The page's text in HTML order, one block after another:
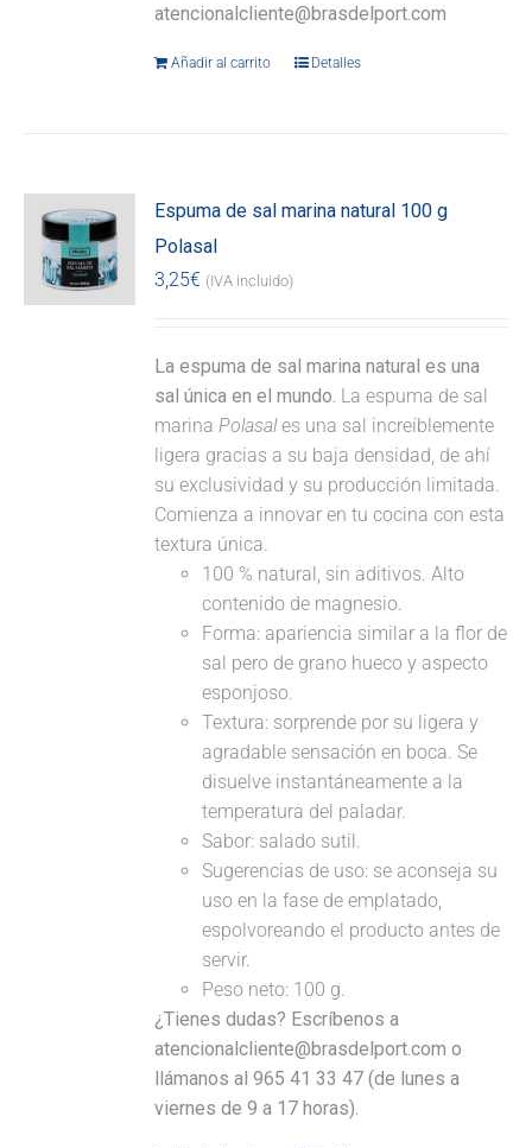
atencionalcliente@brasdelport.com
Añadir al carrito Detalles
Espuma de sal marina natural 100 g
Polasal
3,25€ (IVA incluido)
La espuma de sal marina natural es una
sal única en el mundo. La espuma de sal
marinaPolasales una sal increíblemente
ligera gracias a su baja densidad, de ahí
su exclusividad y su producción limitada.
Comienza a innovar en tu cocina con esta
textura única.
100 % natural, sin aditivos. Alto
contenido de magnesio.
Forma: apariencia similar a la flor de
sal pero de grano hueco y aspecto
esponjoso.
Textura: sorprende por su ligera y
agradable sensación en boca. Se
disuelve instantáneamente a la
temperatura del paladar.
Sabor: salado sutil.
Sugerencias de uso: se aconseja su
uso en la fase de emplatado,
espolvoreando el producto antes de
servir.
Peso neto: 100 g.
¿Tienes dudas? Escríbenos a
atencionalcliente@brasdelport.com o
llámanos al 965 41 33 47 (de lunes a
viernes de 9 a 17 horas).